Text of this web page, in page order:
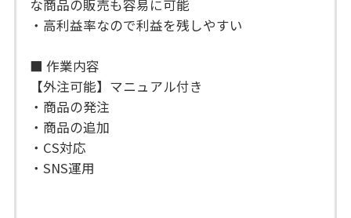
な商品の販売も容易に可能
・高利益率なので利益を残しやすい
■ 作業内容
【外注可能】マニュアル付き
・商品の発注
・商品の追加
・CS対応
・SNS運用